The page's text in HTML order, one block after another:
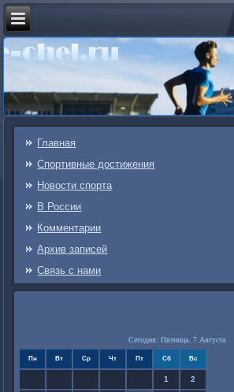
Главная
Спортивные достижения
Новости спорта
В России
Комментарии
Архив записей
Связь c нами
Сегодня: Пятница, 7 Августа
Пн Вт Ср Чт Пт Сб Вс
1 2